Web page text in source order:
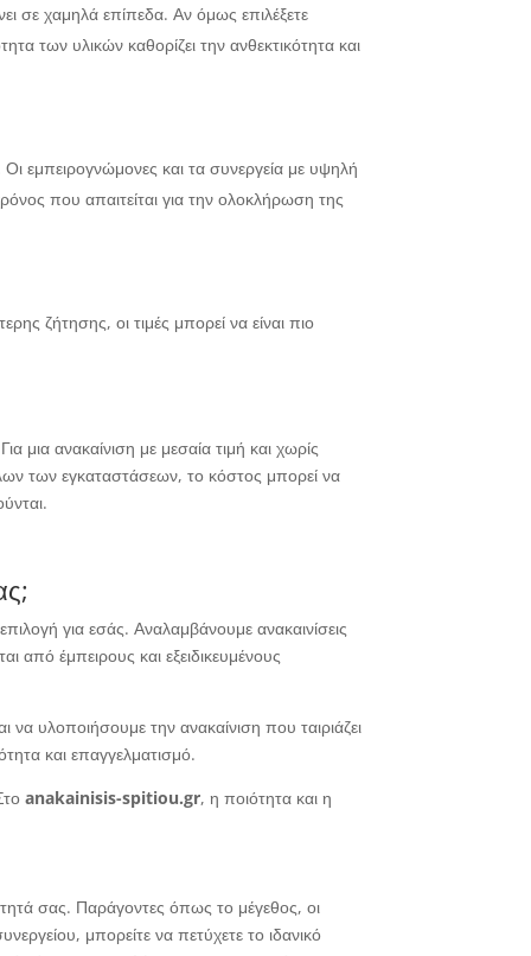
σε χαμηλά επίπεδα. Αν όμως επιλέξετε
των υλικών καθορίζει την ανθεκτικότητα και
εμπειρογνώμονες και τα συνεργεία με υψηλή
που απαιτείται για την ολοκλήρωση της
ζήτησης, οι τιμές μπορεί να είναι πιο
μια ανακαίνιση με μεσαία τιμή και χωρίς
των εγκαταστάσεων, το κόστος μπορεί να
για εσάς. Αναλαμβάνουμε ανακαινίσεις
από έμπειρους και εξειδικευμένους
να υλοποιήσουμε την ανακαίνιση που ταιριάζει
και επαγγελματισμό.
anakainisis-spitiou.gr, η ποιότητα και η
σας. Παράγοντες όπως το μέγεθος, οι
μπορείτε να πετύχετε το ιδανικό